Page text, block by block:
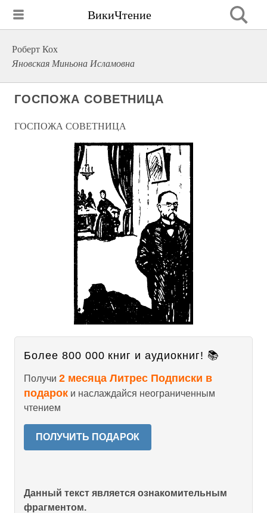
ВикиЧтение
Роберт Кох
Яновская Миньона Исламовна
ГОСПОЖА СОВЕТНИЦА
ГОСПОЖА СОВЕТНИЦА
Более 800 000 книг и аудиокниг! 📚
Получи 2 месяца Литрес Подписки в
подарок и наслаждайся неограниченным
чтением
ПОЛУЧИТЬ ПОДАРОК
Данный текст является ознакомительным
фрагментом.